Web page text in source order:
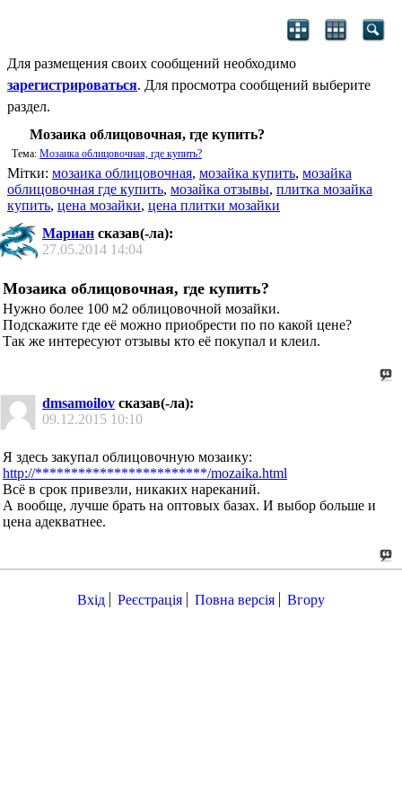
Для размещения своих сообщений необходимо
зарегистрироваться. Для просмотра сообщений выберите
раздел.
Мозаика облицовочная, где купить?
Тема: Мозаика облицовочная, где купить?
Мітки: мозаика облицовочная, мозайка купить, мозайка
облицовочная где купить, мозайка отзывы, плитка мозайка
купить, цена мозайки, цена плитки мозайки
Мариан сказав(-ла):
27.05.2014 14:04
Мозаика облицовочная, где купить?
Нужно более 100 м2 облицовочной мозайки.
Подскажите где её можно приобрести по по какой цене?
Так же интересуют отзывы кто её покупал и клеил.
dmsamoilov сказав(-ла):
09.12.2015 10:10
Я здесь закупал облицовочную мозаику:
http://************************/mozaika.html
Всё в срок привезли, никаких нареканий.
А вообще, лучше брать на оптовых базах. И выбор больше и
цена адекватнее.
Вхід Реєстрація Повна версія Вгору